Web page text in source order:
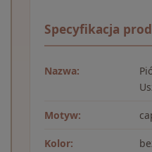
Specyfikacja
Nazwa:
Motyw:
Kolor: